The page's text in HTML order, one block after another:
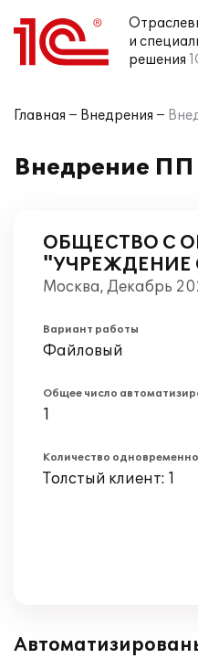
и
решения
Главная Внедрения
Внедрение
ОБЩЕСТВО С
"УЧРЕЖДЕНИЕ
Москва, Декабрь
Вариант работы
Файловый
Общее число
1
Количество
Толстый клиент: 1